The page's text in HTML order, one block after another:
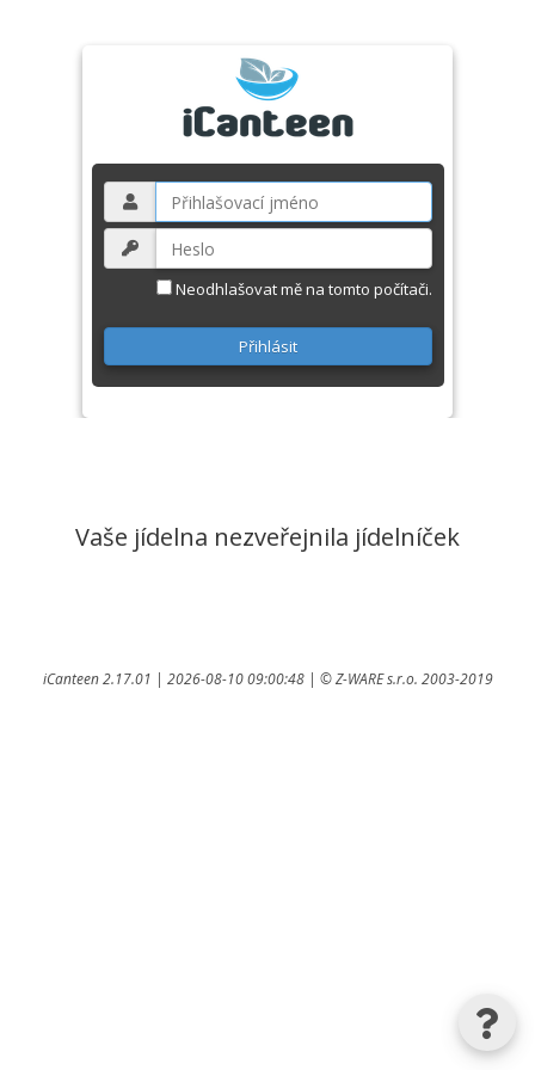
Neodhlašovat mě na tomto počítači.
Vaše jídelna nezveřejnila jídelníček
iCanteen 2.17.01 | 2026-08-10 09:00:48 | ©Z-WARE s.r.o. 2003-2019